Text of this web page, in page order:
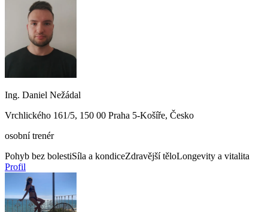
Ing. Daniel Nežádal
Vrchlického 161/5, 150 00 Praha 5-Košíře, Česko
osobní trenér
Pohyb bez bolestiSíla a kondiceZdravější těloLongevity a vitalita
Profil